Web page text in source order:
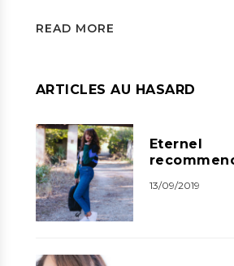
READ MORE
ARTICLES AU HASARD
Eternel
13/09/2019